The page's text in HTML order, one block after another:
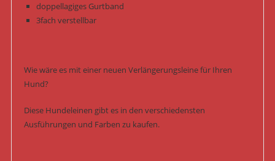
doppellagiges Gurtband
3fach verstellbar
Wie wäre es mit einer neuen Verlängerungsleine für Ihren
Hund?
Diese Hundeleinen gibt es in den verschiedensten
Ausführungen und Farben zu kaufen.